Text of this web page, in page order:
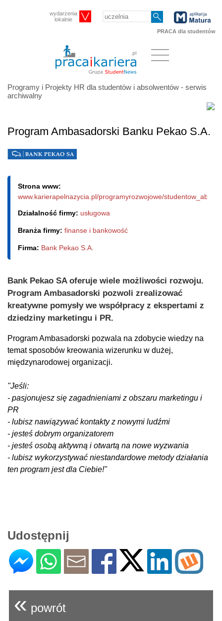
wydarzenia
lokalnie
PRACA dla studentów
Programy i Projekty HR dla studentów i absolwentów - serwis
archiwalny
Program Ambasadorski Banku Pekao S.A.
Strona www:
www.karierapelnazycia.pl/programyrozwojowe/
Działalność firmy: usługowa
Branża firmy: finanse i bankowość
Firma: Bank Pekao S.A.
Bank Pekao SA oferuje wiele możliwości rozwoju.
Program Ambasadorski pozwoli zrealizować
kreatywne pomysły we współpracy z ekspertami z
dziedziny marketingu i PR.
Program Ambasadorski pozwala na zdobycie wiedzy na
temat sposobów kreowania wizerunku w dużej,
międzynarodowej organizacji.
"Jeśli:
- pasjonujesz się zagadnieniami z obszaru marketingu i
PR
- lubisz nawiązywać kontakty z nowymi ludźmi
- jesteś dobrym organizatorem
- jesteś osobą aktywną i otwartą na nowe wyzwania
- lubisz wykorzystywać niestandardowe metody działania
ten program jest dla Ciebie!"
Udostępnij
« powrót